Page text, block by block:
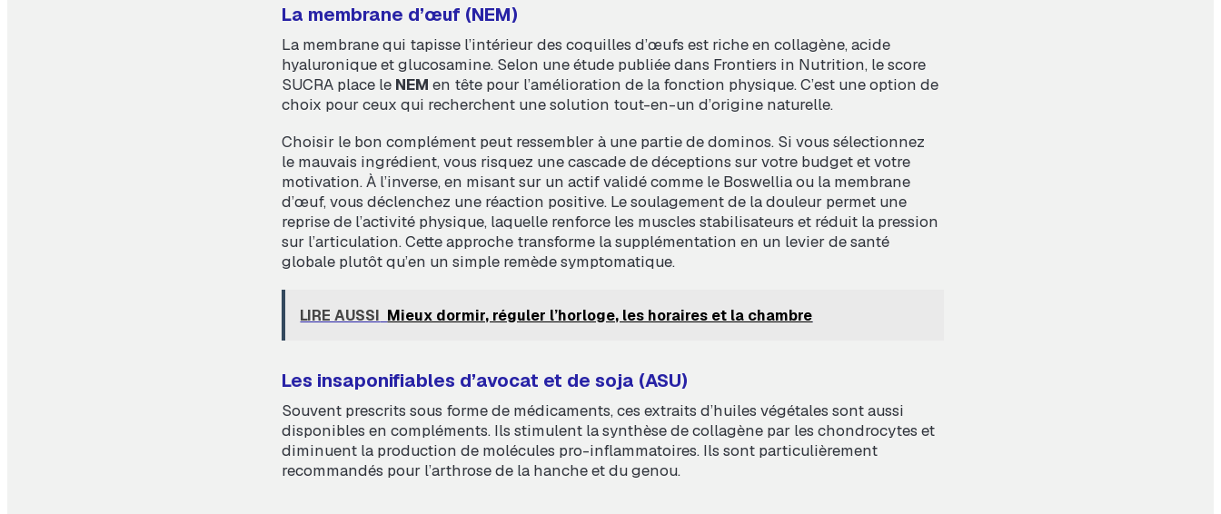
La membrane d’œuf (NEM)
La membrane qui tapisse l’intérieur des coquilles d’œufs est riche en collagène, acide
hyaluronique et glucosamine. Selon une étude publiée dans Frontiers in Nutrition, le score
SUCRA place le NEM en tête pour l’amélioration de la fonction physique. C’est une option de
choix pour ceux qui recherchent une solution tout-en-un d’origine naturelle.
Choisir le bon complément peut ressembler à une partie de dominos. Si vous sélectionnez
le mauvais ingrédient, vous risquez une cascade de déceptions sur votre budget et votre
motivation. À l’inverse, en misant sur un actif validé comme le Boswellia ou la membrane
d’œuf, vous déclenchez une réaction positive. Le soulagement de la douleur permet une
reprise de l’activité physique, laquelle renforce les muscles stabilisateurs et réduit la pression
sur l’articulation. Cette approche transforme la supplémentation en un levier de santé
globale plutôt qu’en un simple remède symptomatique.
LIRE AUSSI Mieux dormir, réguler l’horloge, les horaires et la chambre
Les insaponifiables d’avocat et de soja (ASU)
Souvent prescrits sous forme de médicaments, ces extraits d’huiles végétales sont aussi
disponibles en compléments. Ils stimulent la synthèse de collagène par les chondrocytes et
diminuent la production de molécules pro-inflammatoires. Ils sont particulièrement
recommandés pour l’arthrose de la hanche et du genou.